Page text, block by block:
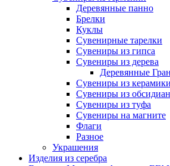
Деревянные панно
Брелки
Куклы
Сувенирные тарелки
Сувениры из гипса
Сувениры из дерева
Деревянные
Сувениры из керамики
Сувениры из
Сувениры из туфа
Сувениры на магните
Флаги
Разное
Украшения
Изделия из серебра